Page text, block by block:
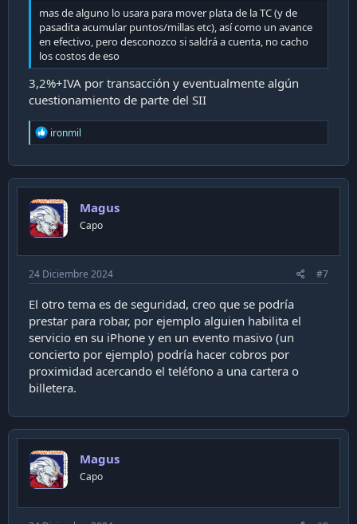
mas de alguno lo usara para mover plata de la TC (y de
pasadita acumular puntos/millas etc), así como un avance
en efectivo, pero desconozco si saldrá a cuenta, no cacho
los costos de eso
3,2%+IVA por transacción y eventualmente algún
cuestionamiento de parte del SII
R
e
c
t
o
n
s
ironmil
Magus
Capo
24 Diciembre 2024 #7
El otro tema es de seguridad, creo que se podría
prestar para robar, por ejemplo alguien habilita el
servicio en su iPhone y en un evento masivo (un
concierto por ejemplo) podría hacer cobros por
proximidad acercando el teléfono a una cartera o
billetera.
Magus
Capo